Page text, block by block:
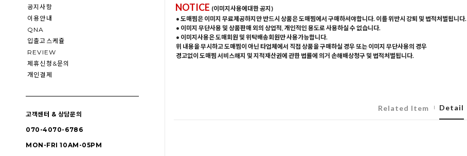
공지사항
이용안내
QNA
입출고스케쥴
REVIEW
제휴신청&문의
개인결제
고객센터 & 상담문의
070-4070-6786
MON-FRI 10AM-05PM
NOTICE (이미지사용에대한 공지)
• 도매찜은 이미지 무료제공하지만 반드시 상품은 도매찜에서 구매하셔야합니다. 이를 위반시 강퇴 및 법적처벌됩니다.
• 이미지 무단사용 및 상품판매 외의 상업적, 개인적인 용도로 사용하실 수 없습니다.
• 이미지사용은 도매회원 및 위탁배송회원만 사용가능합니다.
위 내용을 무시하고 도매찜이 아닌 타업체에서 직접 상품을 구매하실 경우 또는 이미지 무단사용의 경우
경고없이 도매찜 서비스해지 및 지적재산권에 관한 법률에 의거 손해배상청구 및 법적처벌됩니다.
Related Item Detail